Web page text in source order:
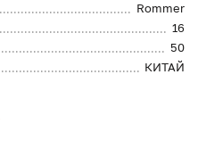
Rommer
16
50
КИТАЙ